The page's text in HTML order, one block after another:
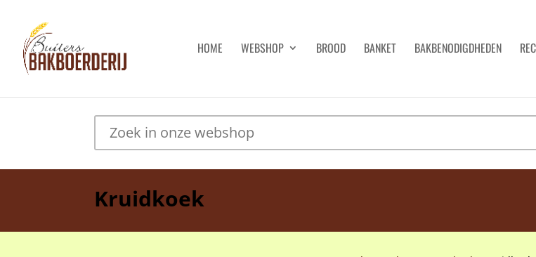
HOME WEBSHOP BROOD BANKET BAKBENODIGDHEDEN
Kruidkoek